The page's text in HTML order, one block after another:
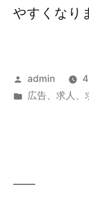
やすくなり
投
稿
admin
カ
広告、 求人 、